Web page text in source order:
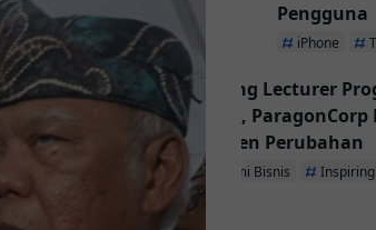
Pengguna
iPhone
Inspiring Lecturer
Dibuka, ParagonCorp
Jadi Agen Perubahan
Ekonomi Bisnis